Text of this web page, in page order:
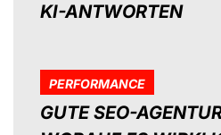
KI-ANTWORTEN
PERFORMANCE
GUTE SEO-